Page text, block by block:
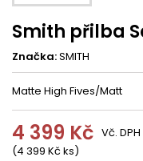
Smith přilba
Značka:SMITH
Matte High Fives/Matt
4 399 Kč
(4 399 Kč ks)
Vč. DPH